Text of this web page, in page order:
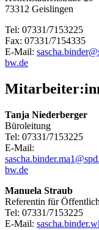
73312 Geislingen
Tel: 07331/7153225
Fax: 07331/7154335
E-Mail:
bw.de
Tanja Niederberger
Büroleitung
Tel: 07331/7153225
E-Mail:
bw.de
Manuela Straub
Referentin für
Tel: 07331/7153225
E-Mail: